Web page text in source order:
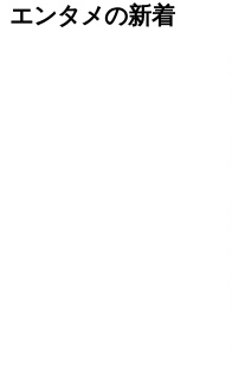
エンタメの新着